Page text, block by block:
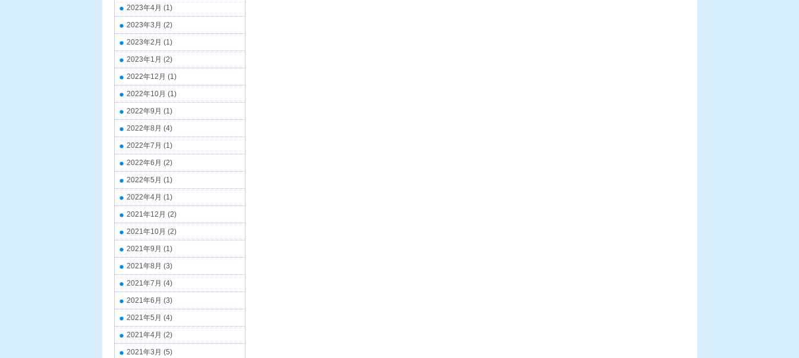
2023年4月 (1)
2023年3月 (2)
2023年2月 (1)
2023年1月 (2)
2022年12月 (1)
2022年10月 (1)
2022年9月 (1)
2022年8月 (4)
2022年7月 (1)
2022年6月 (2)
2022年5月 (1)
2022年4月 (1)
2021年12月 (2)
2021年10月 (2)
2021年9月 (1)
2021年8月 (3)
2021年7月 (4)
2021年6月 (3)
2021年5月 (4)
2021年4月 (2)
2021年3月 (5)